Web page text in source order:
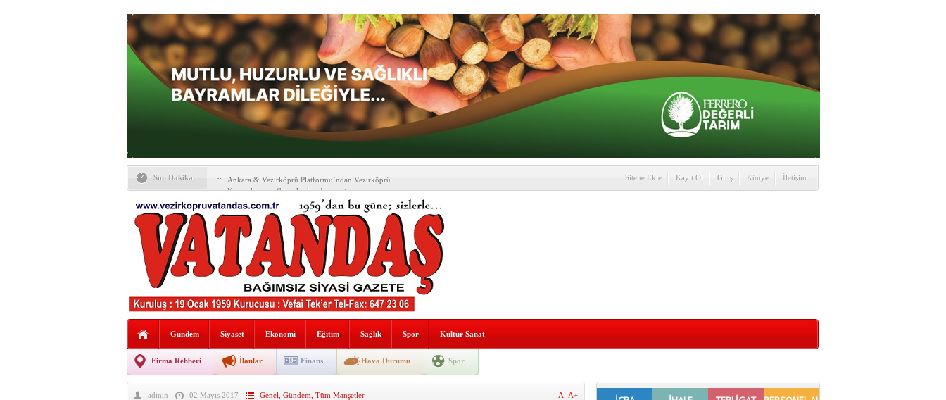
Son Dakika Ankara & Vezirköprü Platformu’ndan Vezirköprü
Kaymakamına ‘hayırlı olsun’ ziyareti
KAYBETTİKLERİMİZ
NÖBETÇİ ECZANELER
PTT Taşerona Geçiyor
Erhan Parlar vefat etti
AGD Vezirköprü Temsilciliği yeni hizmet binası açıldı
Vezirköprü CHP’de istifa depremi yaşandı!
Sitene Ekle Kayıt Ol Giriş Künye İletişim
Gündem Siyaset Ekonomi Eğitim Sağlık Spor Kültür Sanat
Firma Rehberi İlanlar Finans Hava Durumu Spor
admin 02 Mayıs 2017 Genel Gündem Tüm Manşetler A- A+